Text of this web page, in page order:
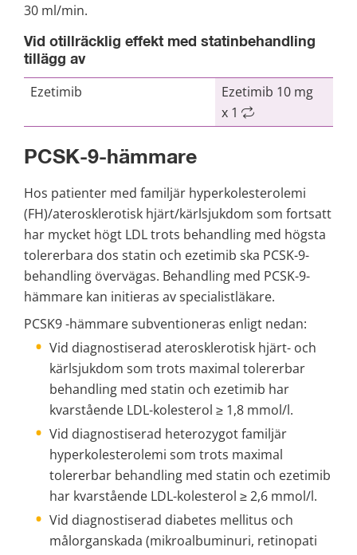
30 ml/min.
Vid otillräcklig effekt med statinbehandling
tillägg av
Ezetimib
Ezetimib 10 mg
x 1
PCSK-9-hämmare
Hos patienter med familjär hyperkolesterolemi
(FH)/aterosklerotisk hjärt/kärlsjukdom som fortsatt
har mycket högt LDL trots behandling med högsta
tolererbara dos statin och ezetimib ska PCSK-9-
behandling övervägas. Behandling med PCSK-9-
hämmare kan initieras av specialistläkare.
PCSK9 -hämmare subventioneras enligt nedan:
Vid diagnostiserad aterosklerotisk hjärt- och
kärlsjukdom som trots maximal tolererbar
behandling med statin och ezetimib har
kvarstående LDL-kolesterol ≥ 1,8 mmol/l.
Vid diagnostiserad heterozygot familjär
hyperkolesterolemi som trots maximal
tolererbar behandling med statin och ezetimib
har kvarstående LDL-kolesterol ≥ 2,6 mmol/l.
Vid diagnostiserad diabetes mellitus och
målorganskada (mikroalbuminuri, retinopati